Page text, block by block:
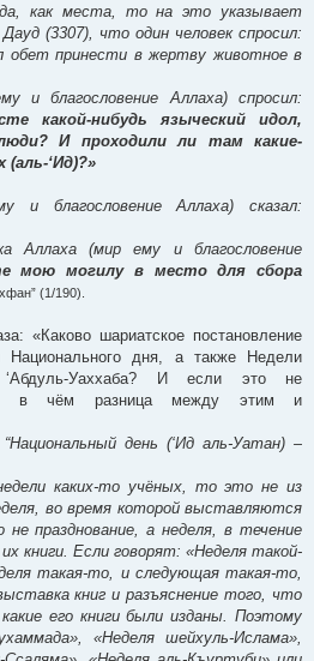
как места, то на это указывает
(3307), что один человек спросил:
обет принести в жертву животное в
и благословение Аллаха) спросил:
какой-нибудь языческий идол,
И проходили ли там какие-
(аль-‘Ид)?»
и благословение Аллаха) сказал:
Аллаха (мир ему и благословение
мою могилу в место для сбора
(1/190).
«Каково шариатское постановление
Национального дня, а также Недели
Уаххаба? И если это не
то в чём разница между этим и
“Национальный день (‘Ид аль-Уатан) –
каких-то учёных, то это не из
во время которой выставляются
празднование, а неделя, в течение
книги. Если говорят: «Неделя такой-
такая-то, и следующая такая-то,
книг и разъяснение того, что
его книги были изданы. Поэтому
«Неделя шейхуль-Ислама»,